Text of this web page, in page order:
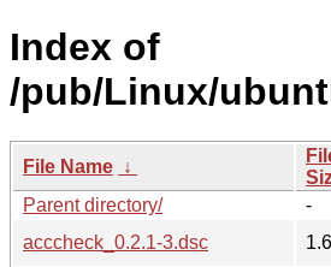
Index of
/pub/Linux/
File Name ↓
Parent directory/
-
acccheck_0.2.1-3.dsc